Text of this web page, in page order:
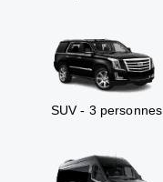
SUV - 3 personnes